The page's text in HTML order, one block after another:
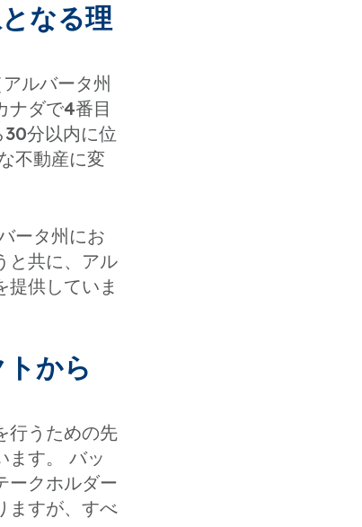
なる理
ルバータ州
ナダで4番目
分以内に位
不動産に変
ータ州にお
と共に、アル
供していま
から
行うための先
ます。 バッ
ークホルダー
ますが、すべ